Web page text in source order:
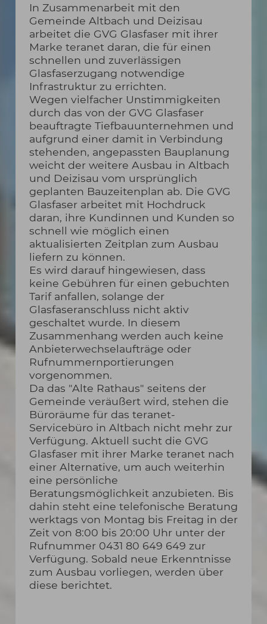
In Zusammenarbeit mit den
Gemeinde Altbach und Deizisau
arbeitet die GVG Glasfaser mit ihrer
Marke teranet daran, die für einen
schnellen und zuverlässigen
Glasfaserzugang notwendige
Infrastruktur zu errichten.
Wegen vielfacher Unstimmigkeiten
durch das von der GVG Glasfaser
beauftragte Tiefbauunternehmen und
aufgrund einer damit in Verbindung
stehenden, angepassten Bauplanung
weicht der weitere Ausbau in Altbach
und Deizisau vom ursprünglich
geplanten Bauzeitenplan ab. Die GVG
Glasfaser arbeitet mit Hochdruck
daran, ihre Kundinnen und Kunden so
schnell wie möglich einen
aktualisierten Zeitplan zum Ausbau
liefern zu können.
Es wird darauf hingewiesen, dass
keine Gebühren für einen gebuchten
Tarif anfallen, solange der
Glasfaseranschluss nicht aktiv
geschaltet wurde. In diesem
Zusammenhang werden auch keine
Anbieterwechselaufträge oder
Rufnummernportierungen
vorgenommen.
Da das "Alte Rathaus" seitens der
Gemeinde veräußert wird, stehen die
Büroräume für das teranet-
Servicebüro in Altbach nicht mehr zur
Verfügung. Aktuell sucht die GVG
Glasfaser mit ihrer Marke teranet nach
einer Alternative, um auch weiterhin
eine persönliche
Beratungsmöglichkeit anzubieten. Bis
dahin steht eine telefonische Beratung
werktags von Montag bis Freitag in der
Zeit von 8:00 bis 20:00 Uhr unter der
Rufnummer 0431 80 649 649 zur
Verfügung. Sobald neue Erkenntnisse
zum Ausbau vorliegen, werden über
diese berichtet.